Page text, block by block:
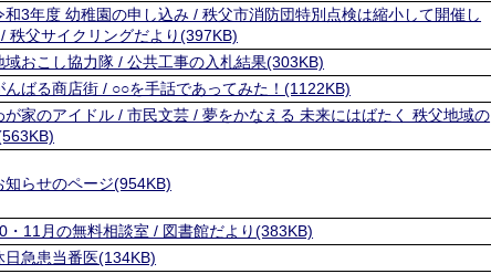
和3年度 幼稚園の申し込み / 秩父市消防団特別点検は縮小して開催し
/ 秩父サイクリングだより(397KB)
域おこし協力隊 / 公共工事の入札結果(303KB)
んばる商店街 / ○○を手話であってみた！(1122KB)
が家のアイドル / 市民文芸 / 夢をかなえる 未来にはばたく 秩父地域の
知らせのページ(954KB)
・11月の無料相談室 / 図書館だより(383KB)
日急患当番医(134KB)